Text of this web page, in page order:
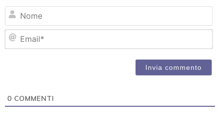
0 COMMENTI